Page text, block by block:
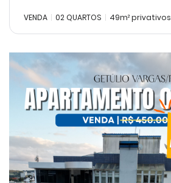
VENDA 02 QUARTOS 49m² privativos